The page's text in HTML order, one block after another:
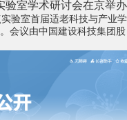
验室学术研讨会在京举办
验室首届适老科技与产业学
会议由中国建设科技集团股